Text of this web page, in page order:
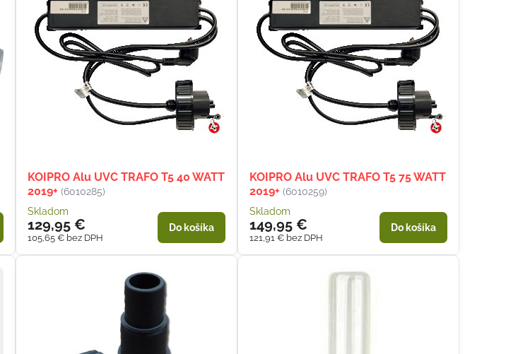
KOIPRO Alu UVC TRAFO T5 40 WATT
2019+ (6010285)
Skladom
129,95 €
105,65 € bez DPH
Do košíka
KOIPRO Alu UVC TRAFO T5 75 WATT
2019+ (6010259)
Skladom
149,95 €
121,91 € bez DPH
Do košíka